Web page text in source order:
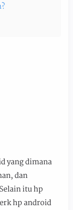
yang dimana
dan
itu hp
hp android